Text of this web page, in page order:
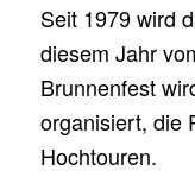
Seit 1979 wird
diesem Jahr
Brunnenfest
organisiert, die
Hochtouren.